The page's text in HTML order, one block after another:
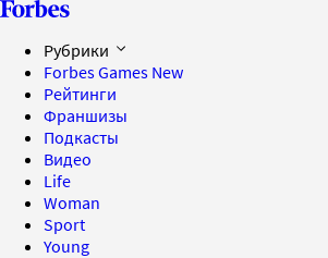
Рубрики
Forbes Games New
Рейтинги
Франшизы
Подкасты
Видео
Life
Woman
Sport
Young